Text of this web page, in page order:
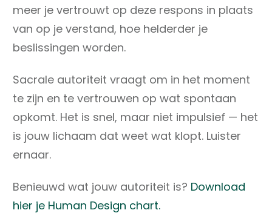
meer je vertrouwt op deze respons in plaats
van op je verstand, hoe helderder je
beslissingen worden.
Sacrale autoriteit vraagt om in het moment
te zijn en te vertrouwen op wat spontaan
opkomt. Het is snel, maar niet impulsief — het
is jouw lichaam dat weet wat klopt. Luister
ernaar.
Benieuwd wat jouw autoriteit is? Download
hier je Human Design chart.